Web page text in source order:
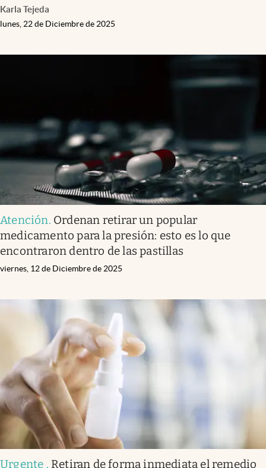
Karla Tejeda
lunes, 22 de Diciembre de 2025
Atención. Ordenan retirar un popular
medicamento para la presión: esto es lo que
encontraron dentro de las pastillas
viernes, 12 de Diciembre de 2025
Urgente . Retiran de forma inmediata el remedio